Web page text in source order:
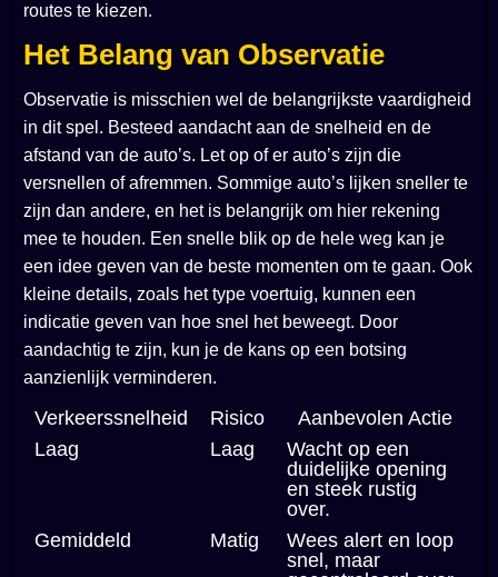
routes te kiezen.
Het Belang van Observatie
Observatie is misschien wel de belangrijkste vaardigheid
in dit spel. Besteed aandacht aan de snelheid en de
afstand van de auto’s. Let op of er auto’s zijn die
versnellen of afremmen. Sommige auto’s lijken sneller te
zijn dan andere, en het is belangrijk om hier rekening
mee te houden. Een snelle blik op de hele weg kan je
een idee geven van de beste momenten om te gaan. Ook
kleine details, zoals het type voertuig, kunnen een
indicatie geven van hoe snel het beweegt. Door
aandachtig te zijn, kun je de kans op een botsing
aanzienlijk verminderen.
Verkeerssnelheid Risico
Aanbevolen Actie
Laag
Laag
Wacht op een
duidelijke opening
en steek rustig
over.
Gemiddeld
Matig
Wees alert en loop
snel, maar